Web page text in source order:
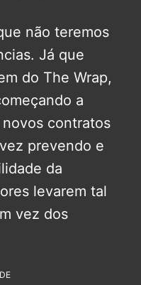
não teremos
Já que
do The Wrap,
a
contratos
prevendo e
da
levarem tal
vez dos